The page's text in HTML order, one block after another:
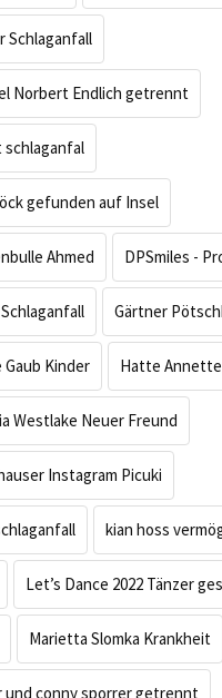
Schlaganfall
Norbert Endlich getrennt
schlaganfal
gefunden auf Insel
Ahmed DPSmiles -
Gärtner
Kinder Hatte
Westlake Neuer Freund
Instagram Picuki
kian hoss
Let’s Dance 2022 Tänzer
Marietta Slomka Krankheit
conny sporrer getrennt